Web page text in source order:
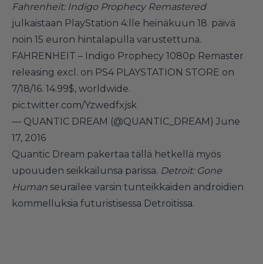
Fahrenheit: Indigo Prophecy Remastered
julkaistaan PlayStation 4:lle heinäkuun 18. päivä
noin 15 euron hintalapulla varustettuna.
FAHRENHEIT – Indigo Prophecy 1080p Remaster
releasing excl. on PS4 PLAYSTATION STORE on
7/18/16. 14.99$, worldwide.
pic.twitter.com/Yzwedfxjsk
— QUANTIC DREAM (@QUANTIC_DREAM) June
17, 2016
Quantic Dream pakertaa tällä hetkellä myös
upouuden seikkailunsa parissa. Detroit: Gone
Human seurailee varsin tunteikkaiden androidien
kommelluksia futuristisessa Detroitissa.